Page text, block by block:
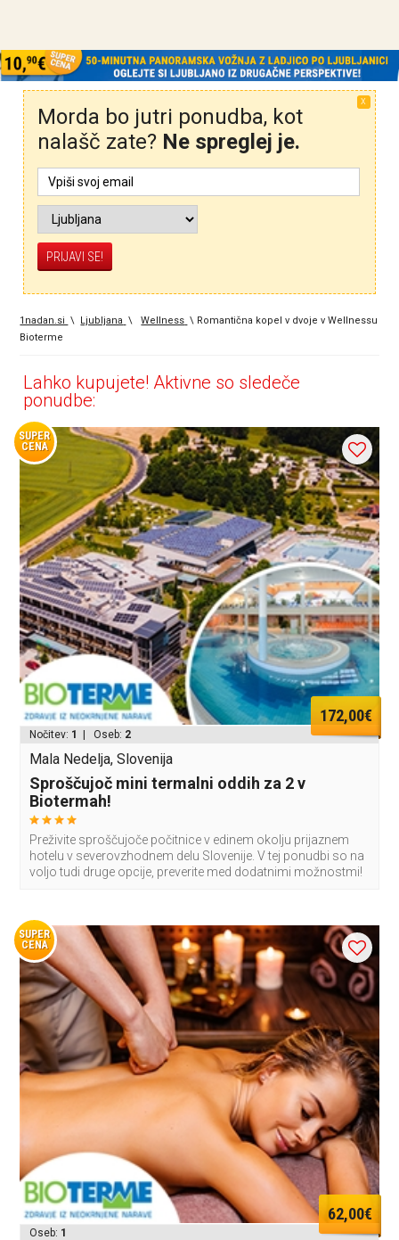
X
Morda bo jutri ponudba, kot
nalašč zate? Ne spreglej je.
1nadan.si \ Ljubljana \ Wellness \ Romantična kopel v dvoje v Wellnessu
Bioterme
Lahko kupujete! Aktivne so sledeče
ponudbe:
SUPER
CENA
172,00€
Nočitev: 1 | Oseb: 2
Mala Nedelja, Slovenija
Sproščujoč mini termalni oddih za 2 v
Biotermah!
Preživite sproščujoče počitnice v edinem okolju prijaznem
hotelu v severovzhodnem delu Slovenije. V tej ponudbi so na
voljo tudi druge opcije, preverite med dodatnimi možnostmi!
SUPER
CENA
62,00€
Oseb: 1